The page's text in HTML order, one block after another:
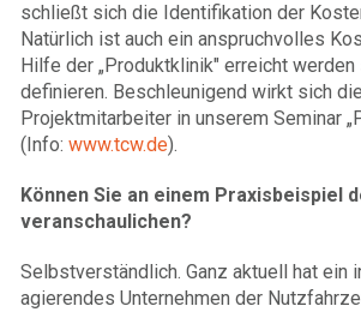
schließt sich die Identifikation der
Natürlich ist auch ein anspruchvolles
Hilfe der „Produktklinik" erreicht
definieren. Beschleunigend wirkt sich
Projektmitarbeiter in unserem Seminar
(Info: www.tcw.de).
Können Sie an einem Praxisbeispiel
veranschaulichen?
Selbstverständlich. Ganz aktuell hat ein
agierendes Unternehmen der